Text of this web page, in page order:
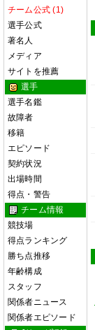
チーム公式 (1)
選手公式
著名人
メディア
サイトを推薦
選手
選手名鑑
故障者
移籍
エピソード
契約状況
出場時間
得点・警告
チーム情報
競技場
得点ランキング
勝ち点推移
年齢構成
スタッフ
関係者ニュース
関係者エピソード